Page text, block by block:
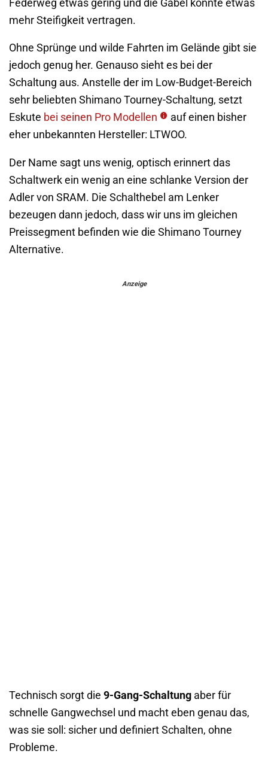
Federweg etwas gering und die Gabel könnte etwas
mehr Steifigkeit vertragen.
Ohne Sprünge und wilde Fahrten im Gelände gibt sie
jedoch genug her. Genauso sieht es bei der
Schaltung aus. Anstelle der im Low-Budget-Bereich
sehr beliebten Shimano Tourney-Schaltung, setzt
Eskute bei seinen Pro Modellen
auf einen bisher
eher unbekannten Hersteller: LTWOO.
Der Name sagt uns wenig, optisch erinnert das
Schaltwerk ein wenig an eine schlanke Version der
Adler von SRAM. Die Schalthebel am Lenker
bezeugen dann jedoch, dass wir uns im gleichen
Preissegment befinden wie die Shimano Tourney
Alternative.
Anzeige
Technisch sorgt die 9-Gang-Schaltung aber für
schnelle Gangwechsel und macht eben genau das,
was sie soll: sicher und definiert Schalten, ohne
Probleme.